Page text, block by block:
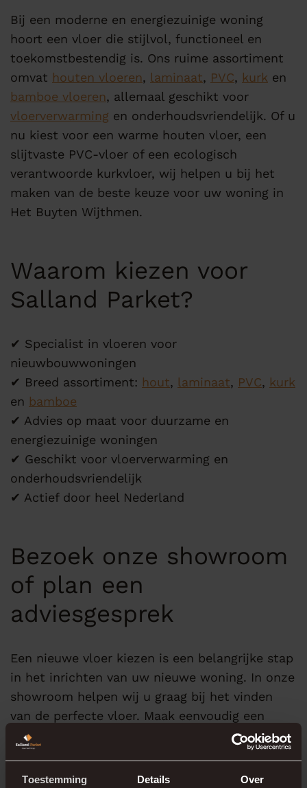
Toestemming Details Over
Bij een moderne en energiezuinige woning
hoort een vloer die stijlvol, functioneel en
toekomstbestendig is. Ons ruime assortiment
omvat houten vloeren, laminaat, PVC, kurk en
bamboe vloeren, allemaal geschikt voor
vloerverwarming en onderhoudsvriendelijk. Of u
nu kiest voor een warme houten vloer, een
slijtvaste PVC-vloer of een ecologisch
verantwoorde kurkvloer, wij helpen u bij het
maken van de beste keuze voor uw woning in
Het Buyten Wijthmen.
Waarom kiezen voor
Salland Parket?
✔ Specialist in vloeren voor
nieuwbouwwoningen
✔ Breed assortiment: hout, laminaat, PVC, kurk
en bamboe
✔ Advies op maat voor duurzame en
energiezuinige woningen
✔ Geschikt voor vloerverwarming en
onderhoudsvriendelijk
✔ Actief door heel Nederland
Bezoek onze showroom
of plan een
adviesgesprek
Een nieuwe vloer kiezen is een belangrijke stap
in het inrichten van uw nieuwe woning. In onze
showroom helpen wij u graag bij het vinden
van de perfecte vloer. Maak eenvoudig een
afspraak
contactmet
ons op voor persoonlijk advies.